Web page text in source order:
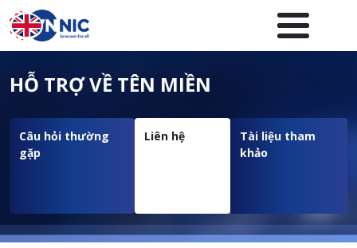
Nhảy đến nội dung
Menuheader của website
HỖ TRỢ VỀ TÊN MIỀN
Câu hỏi thường
gặp
Liên hệ
Tài liệu tham
khảo